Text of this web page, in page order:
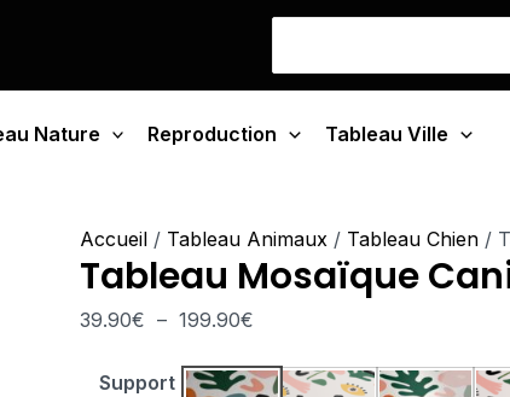
Nature Reproduction Tableau Ville
Accueil / Tableau Animaux / Tableau Chien /
Tableau Mosaïque
39.90€ – 199.90€
Plage
prix :
à
Support
Canine